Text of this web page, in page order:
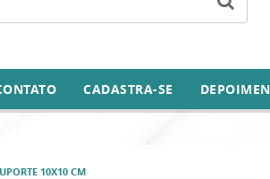
CADASTRA-SE
10X10 CM